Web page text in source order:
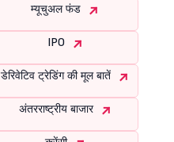
म्यूचुअल फंड
IPO
डेरिवेटिव ट्रेडिंग की मूल बातें
अंतरराष्ट्रीय बाजार